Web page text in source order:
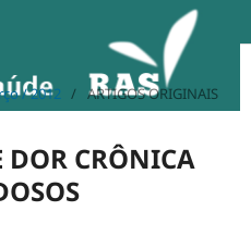
/ 2012 / ARTIGOS ORIGINAIS
DOR CRÔNICA